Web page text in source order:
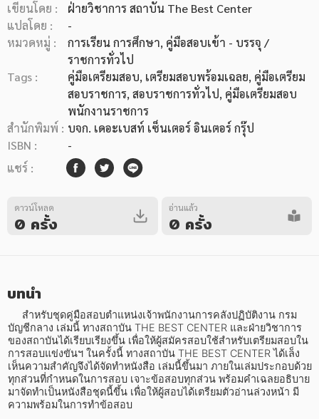
หมวดหมู่หนังสือ
หมวดหมู่ยอดนิยม
หนังสือออกใหม่ หนังสือยอดนิยม
ศิลปะ บันเทิง กีฬา ท่องเที่ยว
สังคม วัฒนธรรม การปกครอง ศาสนาและปรัชญา
ศาสนา และปรัชญา
กฎหมาย สัญญา ภาษี
การเงิน การลงทุน บริหาร
เขียนโดย :
ฝ่ายวิชาการ สถาบัน The Best Center
แปลโดย :
-
หมวดหมู่ :
การเรียน การศึกษา, คู่มือสอบเข้า - บรรจุ /
ราชการทั่วไป
Tags :
คู่มือเตรียมสอบ, เตรียมสอบพร้อมเฉลย, คู่มือเตรียม
สอบราชการ, สอบราชการทั่วไป, คู่มือเตรียมสอบ
พนักงานราชการ
สำนักพิมพ์ : บจก. เดอะเบสท์ เซ็นเตอร์ อินเตอร์ กรุ๊ป
ISBN :
-
แชร์ :
ดาวน์โหลด
0 ครั้ง
อ่านแล้ว
0 ครั้ง
บทนำ
สำหรับชุดคู่มือสอบตำแหน่งเจ้าพนักงานการคลังปฏิบัติงาน กรม
บัญชีกลาง เล่มนี้ ทางสถาบัน THE BEST CENTER และฝ่ายวิชาการ
ของสถาบันได้เรียบเรียงขึ้น เพื่อให้ผู้สมัครสอบใช้สำหรับเตรียมสอบใน
การสอบแข่งขันฯ ในครั้งนี้ ทางสถาบัน THE BEST CENTER ได้เล็ง
เห็นความสำคัญจึงได้จัดทำหนังสือ เล่มนี้ขึ้นมา ภายในเล่มประกอบด้วย
ทุกส่วนที่กำหนดในการสอบ เจาะข้อสอบทุกส่วน พร้อมคำเฉลยอธิบาย
มาจัดทำเป็นหนังสือชุดนี้ขึ้น เพื่อให้ผู้สอบได้เตรียมตัวอ่านล่วงหน้า มี
ความพร้อมในการทำข้อสอบ